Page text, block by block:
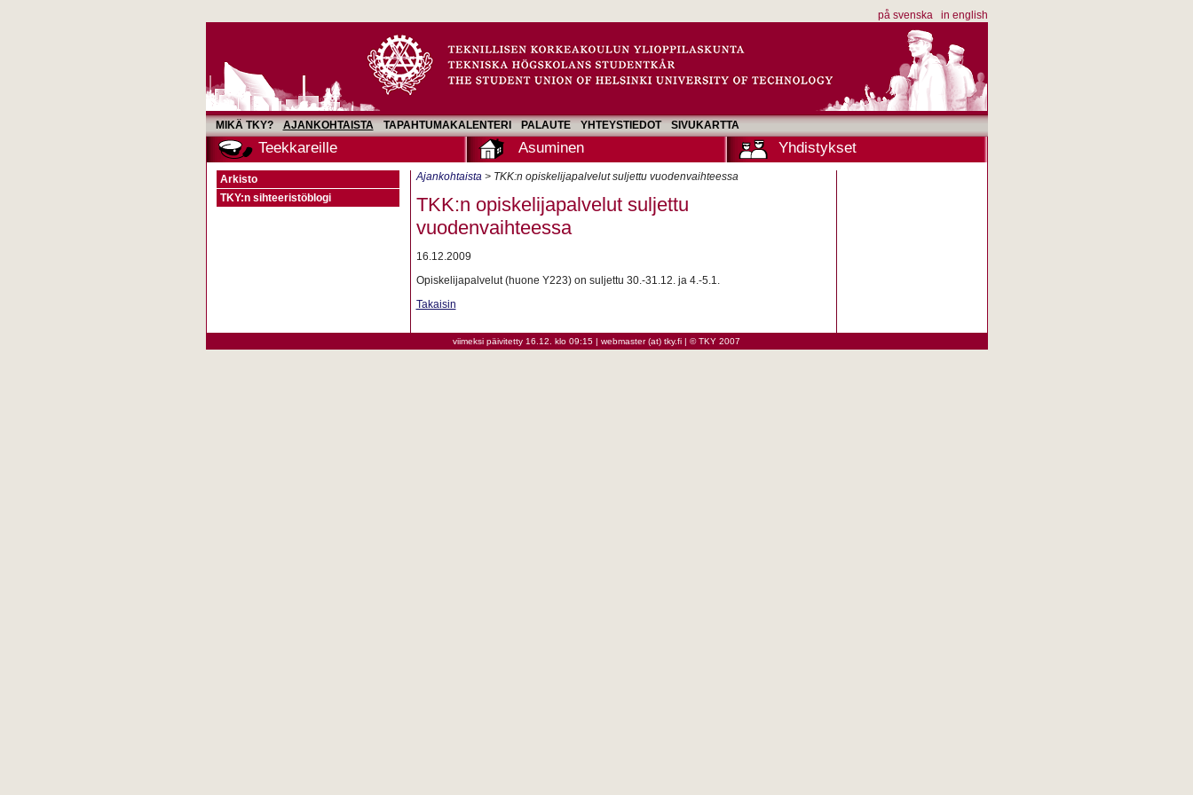
på svenska in english
MIKÄ TKY? AJANKOHTAISTA TAPAHTUMAKALENTERI PALAUTE YHTEYSTIEDOT SIVUKARTTA
Teekkareille Asuminen Yhdistykset
Arkisto
TKY:n sihteeristöblogi
Ajankohtaista> TKK:n opiskelijapalvelut suljettu vuodenvaihteessa
TKK:n opiskelijapalvelut suljettu
vuodenvaihteessa
16.12.2009
Opiskelijapalvelut (huone Y223) on suljettu 30.-31.12. ja 4.-5.1.
Takaisin
viimeksi päivitetty 16.12. klo 09:15 | webmaster (at) tky.fi | © TKY 2007